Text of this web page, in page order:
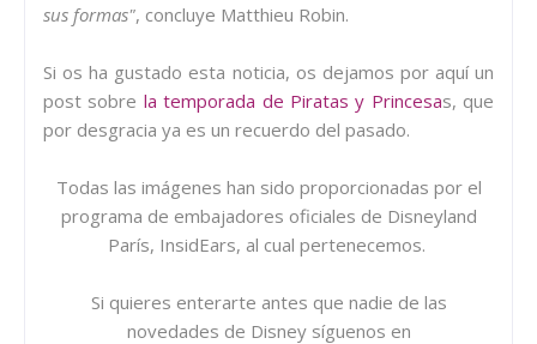
sus formas", concluye Matthieu Robin.
Si os ha gustado esta noticia, os dejamos por aquí un
post sobre la temporada de Piratas y Princesas, que
por desgracia ya es un recuerdo del pasado.
Todas las imágenes han sido proporcionadas por el
programa de embajadores oficiales de Disneyland
París, InsidEars, al cual pertenecemos.
Si quieres enterarte antes que nadie de las
novedades de Disney síguenos en